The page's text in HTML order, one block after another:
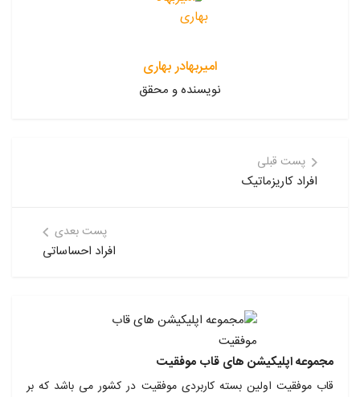
امیربهادر بهاری
نویسنده و محقق
پست قبلی
افراد کاریزماتیک
پست بعدی
افراد احساساتی
مجموعه اپلیکیشن های قاب موفقیت
قاب موفقیت اولین بسته کاربردی موفقیت در کشور می باشد که بر